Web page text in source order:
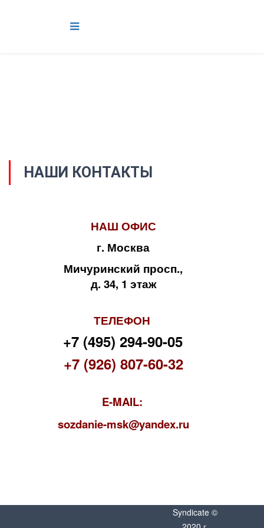
НАШИ КОНТАКТЫ
НАШ ОФИС
г. Москва
Мичуринский просп.,
д. 34, 1 этаж
ТЕЛЕФОН
+7 (495) 294-90-05
+7 (926) 807-60-32
E-MAIL:
sozdanie-msk@yandex.ru
Syndicate ©